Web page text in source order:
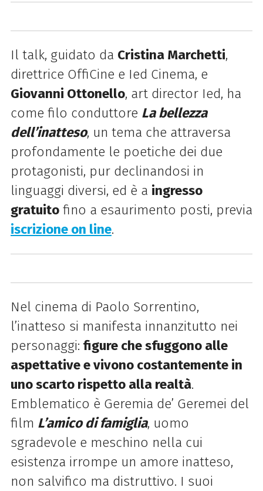
Il talk, guidato da Cristina Marchetti,
direttrice OffiCine e Ied Cinema, e
Giovanni Ottonello, art director Ied, ha
come filo conduttore La bellezza
dell’inatteso, un tema che attraversa
profondamente le poetiche dei due
protagonisti, pur declinandosi in
linguaggi diversi, ed è a ingresso
gratuitofino a esaurimento posti, previa
iscrizione on line.
Nel cinema di Paolo Sorrentino,
l’inatteso si manifesta innanzitutto nei
personaggi: figure che sfuggono alle
aspettative e vivono costantemente in
uno scarto rispetto alla realtà.
Emblematico è Geremia de’ Geremei del
film L’amico di famiglia, uomo
sgradevole e meschino nella cui
esistenza irrompe un amore inatteso,
non salvifico ma distruttivo. I suoi